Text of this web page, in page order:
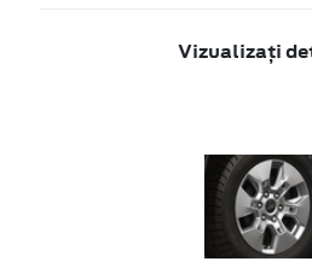
Vizualizați